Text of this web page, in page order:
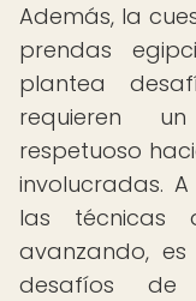
Además, la
prendas
plantea
requieren
respetuoso
involucradas.
las técnicas
avanzando,
desafíos